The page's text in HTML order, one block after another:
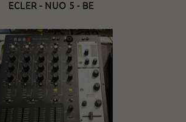
ECLER - NUO 5 - BE